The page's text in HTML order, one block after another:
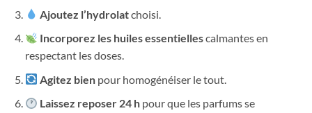
Ajoutez l’hydrolatchoisi.
Incorporez les huiles essentiellescalmantes en
respectant les doses.
Agitez bien pour homogénéiser le tout.
Laissez reposer 24 h pour que les parfums se